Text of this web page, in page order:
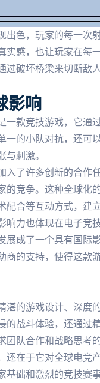
出色，玩家的每一次
实感，也让玩家在每
破坏桥梁来切断敌
影响
一款竞技游戏，它
一的小队对抗，还可
刺激。
入了许多创新的合作
的竞争。这种全球化
合等互动方式，建
响力也体现在电子
展成了一个具有国际
商的支持，使得这款
湛的游戏设计、深
的战斗体验，还通过
队合作和战略思考
还在于它对全球电竞
基础和激烈的竞技赛